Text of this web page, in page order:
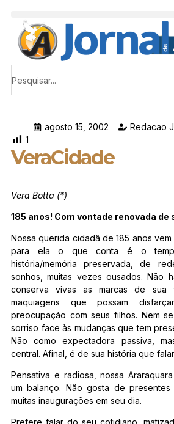
agosto 15, 2002
Redacao
1
VeraCidade
Vera Botta (*)
185 anos! Com vontade renovada de
Nossa querida cidadã de 185 anos
para ela o que conta é o
história/memória preservada, de
sonhos, muitas vezes ousados. Não
conserva vivas as marcas de sua
maquiagens que possam
preocupação com seus filhos. Nem
sorriso face às mudanças que tem
Não como expectadora passiva,
central. Afinal, é de sua história que
Pensativa e radiosa, nossa
um balanço. Não gosta de
muitas inaugurações em seu dia.